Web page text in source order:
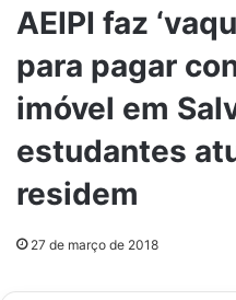
AEIPI faz
para pagar
imóvel em
estudantes
residem
27 de março de 2018